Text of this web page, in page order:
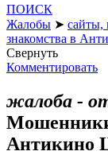
ПОИСК
Жалобы ➤ сайты,
знакомства в
Свернуть
Комментировать
жалоба -
Антикино